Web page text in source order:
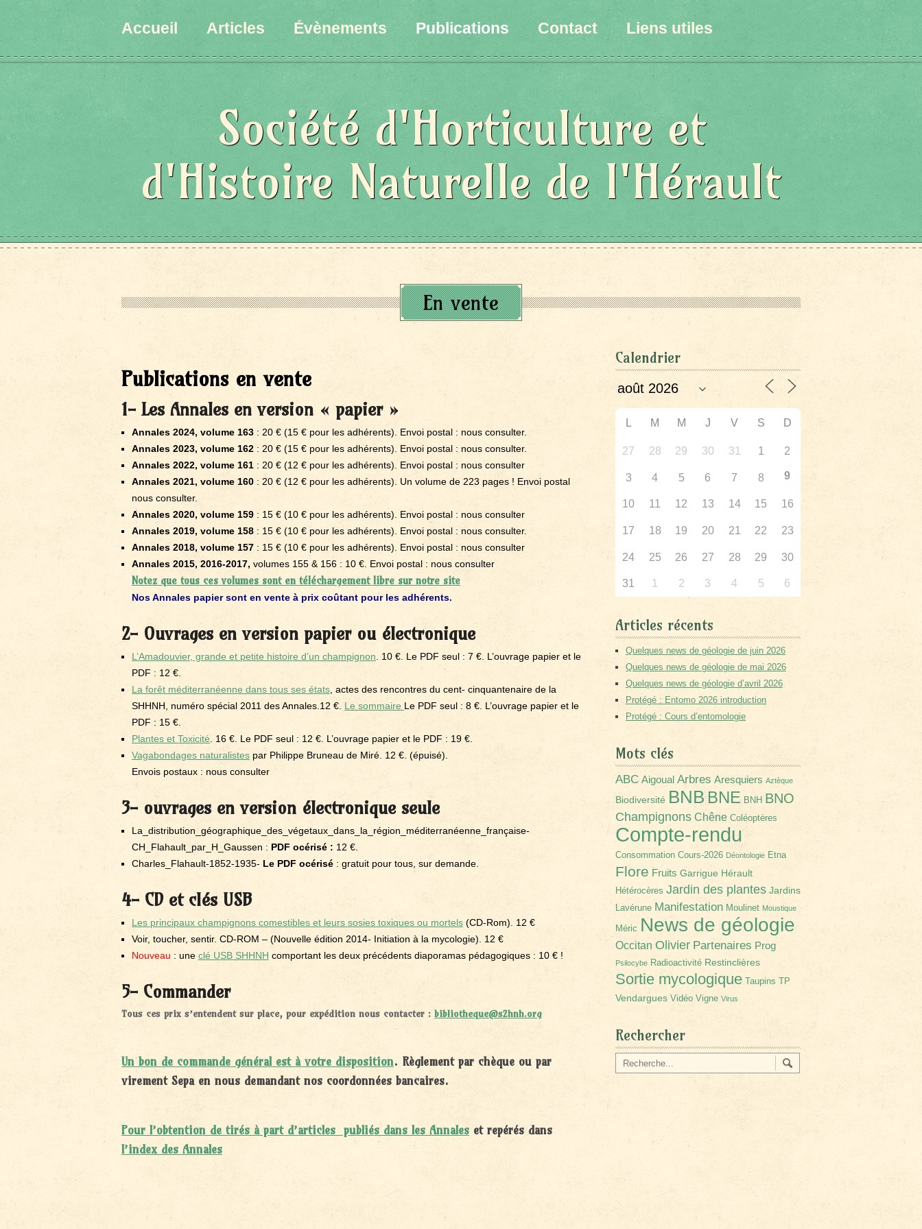
Accueil Articles Évènements Publications Contact Liens utiles
Société d'Horticulture et
d'Histoire Naturelle de l'Hérault
En vente
Publications en vente
1- Les Annales en version « papier »
Annales 2024, volume 163 : 20 € (15 € pour les adhérents). Envoi postal : nous consulter.
Annales 2023, volume 162 : 20 € (15 € pour les adhérents). Envoi postal : nous consulter.
Annales 2022, volume 161 : 20 € (12 € pour les adhérents). Envoi postal : nous consulter
Annales 2021, volume 160 : 20 € (12 € pour les adhérents). Un volume de 223 pages ! Envoi postal
nous consulter.
Annales 2020, volume 159 : 15 € (10 € pour les adhérents). Envoi postal : nous consulter
Annales 2019, volume 158 : 15 € (10 € pour les adhérents). Envoi postal : nous consulter.
Annales 2018, volume 157 : 15 € (10 € pour les adhérents). Envoi postal : nous consulter
Annales 2015, 2016-2017, volumes 155 & 156 : 10 €. Envoi postal : nous consulter
Notez que tous ces volumes sont en téléchargement libre sur notre site
Nos Annales papier sont en vente à prix coûtant pour les adhérents.
2- Ouvrages en version papier ou électronique
L’Amadouvier, grande et petite histoire d’un champignon . 10 €. Le PDF seul : 7 €. L’ouvrage papier et le
PDF : 12 €.
La forêt méditerranéenne dans tous ses états , actes des rencontres du cent- cinquantenaire de la
SHHNH, numéro spécial 2011 des Annales.12 €. Le sommaire Le PDF seul : 8 €. L’ouvrage papier et le
PDF : 15 €.
Plantes et Toxicité . 16 €. Le PDF seul : 12 €. L’ouvrage papier et le PDF : 19 €.
Vagabondages naturalistes par Philippe Bruneau de Miré. 12 €. (épuisé).
Envois postaux : nous consulter
3- ouvrages en version électronique seule
La_distribution_géographique_des_végetaux_dans_la_région_méditerranéenne_française-
CH_Flahault_par_H_Gaussen : PDF océrisé : 12 €.
Charles_Flahault-1852-1935- Le PDF océrisé : gratuit pour tous, sur demande.
4- CD et clés USB
Les principaux champignons comestibles et leurs sosies toxiques ou mortels (CD-Rom). 12 €
Voir, toucher, sentir. CD-ROM – (Nouvelle édition 2014- Initiation à la mycologie). 12 €
Nouveau : une clé USB SHHNH comportant les deux précédents diaporamas pédagogiques : 10 € !
5- Commander
Tous ces prix s’entendent sur place, pour expédition nous contacter : bibliotheque@s2hnh.org
Un bon de commande général est à votre disposition. Règlement par chèque ou par
virement Sepa en nous demandant nos coordonnées bancaires.
Pour l’obtention de tirés à part d’articles publiés dans les Annales et repérés dans
l’index des Annales
Calendrier
L M M J V S D
27 28 29 30 31 1 2
3 4 5 6 7 8 9
10 11 12 13 14 15 16
17 18 19 20 21 22 23
24 25 26 27 28 29 30
31 1 2 3 4 5 6
Articles récents
Quelques news de géologie de juin 2026
Quelques news de géologie de mai 2026
Quelques news de géologie d’avril 2026
Protégé : Entomo 2026 introduction
Protégé : Cours d’entomologie
Mots clés
ABC Aigoual Arbres Aresquiers Aztèque
Biodiversité BNB BNE BNH BNO
Champignons Chêne Coléoptères
Compte-rendu
Consommation Cours-2026 Déontologie Etna
Flore Fruits Garrigue Hérault
Hétérocères Jardin des plantes Jardins
Lavérune Manifestation Moulinet Moustique
Méric News de géologie
Occitan Olivier Partenaires Prog
Psilocybe Radioactivité Restinclières
Sortie mycologique Taupins TP
Vendargues Vidéo Vigne Virus
Rechercher